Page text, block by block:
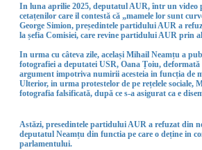
In luna aprilie 2025, deputatul AUR, într un video
cetațenilor care il contestă că „mamele lor sunt
George Simion, președintele partidului AUR a
la șefia Comisiei, care revine partidului AUR prin
In urma cu câteva zile, același Mihail Neamțu a
fotografiei a deputatei USR, Oana Țoiu, deformată
argument impotriva numirii acesteia in funcția de
Ulterior, in urma protestelor de pe rețelele sociale,
fotografia falsificată, după ce s-a asigurat ca e
Astăzi, presedintele partidului AUR a refuzat din
deputatul Neamțu din functia pe care o deține in
parlamentului.